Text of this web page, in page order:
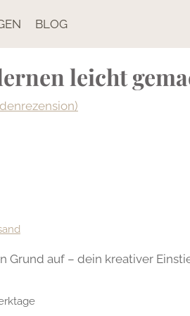
BLOG
leicht
Grund auf – dein kreativer